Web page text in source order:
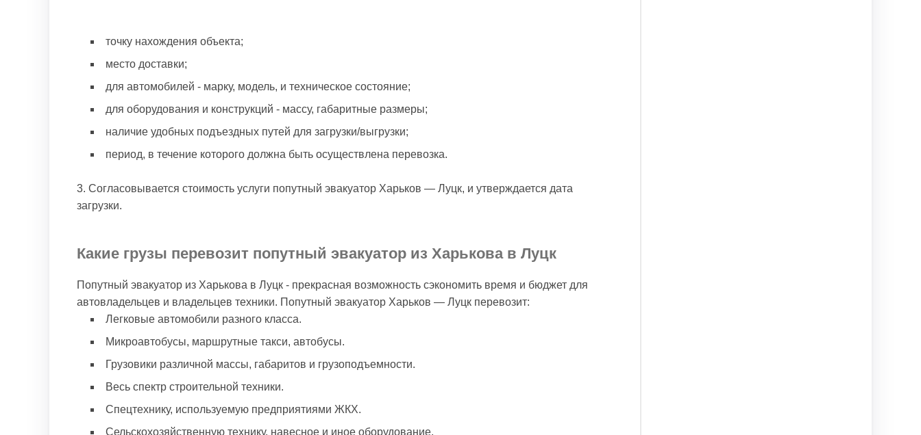
точку нахождения объекта;
место доставки;
для автомобилей - марку, модель, и техническое состояние;
для оборудования и конструкций - массу, габаритные размеры;
наличие удобных подъездных путей для загрузки/выгрузки;
период, в течение которого должна быть осуществлена перевозка.
Согласовывается стоимость услуги попутный эвакуатор Харьков — Луцк, и утверждается дата
загрузки.
Какие грузы перевозит попутный эвакуатор из Харькова в Луцк
Попутный эвакуатор из Харькова в Луцк - прекрасная возможность сэкономить время и бюджет для
автовладельцев и владельцев техники. Попутный эвакуатор Харьков — Луцк перевозит:
Легковые автомобили разного класса.
Микроавтобусы, маршрутные такси, автобусы.
Грузовики различной массы, габаритов и грузоподъемности.
Весь спектр строительной техники.
Спецтехнику, используемую предприятиями ЖКХ.
Сельскохозяйственную технику, навесное и иное оборудование.